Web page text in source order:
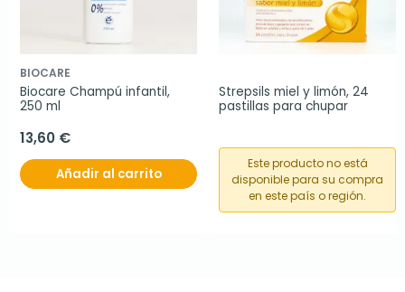
BIOCARE
Biocare Champú infantil,
250 ml
13,60 €
Añadir al carrito
Strepsils miel y limón, 24
pastillas para chupar
Este producto no está
disponible para su compra
en este país o región.